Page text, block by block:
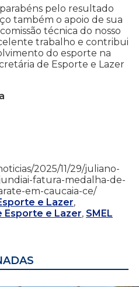
pelo resultado
também o apoio de sua
técnica do nosso
trabalho e contribui
do esporte na
de Esporte e Lazer
2025/11/29/juliano-
fatura-medalha-de-
em-caucaia-ce/
e Lazer,
Esporte e Lazer, SMEL